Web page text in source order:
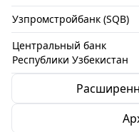
Узпромстройбанк (SQB)
Центральный банк
Республики Узбекистан